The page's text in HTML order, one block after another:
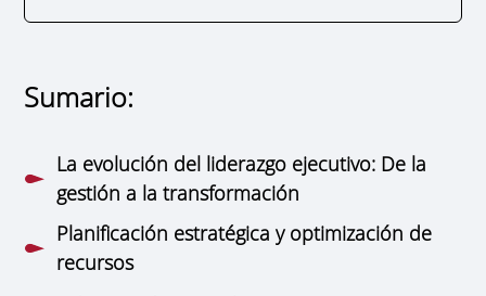
Sumario:
La evolución del liderazgo ejecutivo: De la
gestión a la transformación
Planificación estratégica y optimización de
recursos